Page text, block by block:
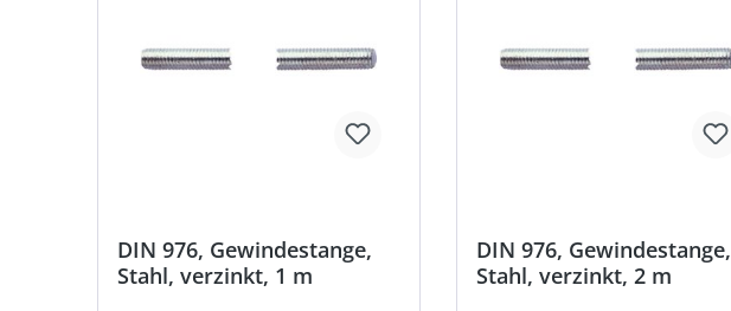
DIN 976, Gewindestange,
Stahl, verzinkt, 1 m
DIN 976, Gewindestange,
Stahl, verzinkt, 2 m